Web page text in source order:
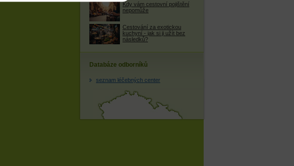
Kdy vám cestovní pojištění
nepomůže
Cestování za exotickou
kuchyní - jak si ji užít bez
následků?
Databáze odborníků
seznam léčebných center